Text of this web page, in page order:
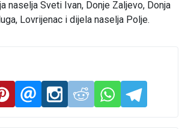
naselja Sveti Ivan, Donje Zaljevo, Donja
Lovrijenac i dijela naselja Polje.